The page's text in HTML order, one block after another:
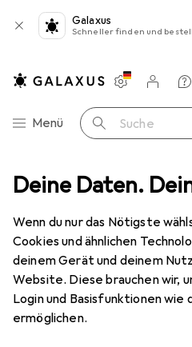
Deine Daten.
Wenn du nur das Nötigste
Cookies und ähnlichen
deinem Gerät und deinem
Website. Diese brauchen wir,
Login und Basisfunktionen wie
ermöglichen.
Galaxus
Schneller finden und
Navigation nach Kategorien
Menü Suche
Einstellungen
Kundenkonto
Vergleichslisten
Merklisten
Warenkorb
Zubehör Lagereinrichtung RS
RS PRO
grün
EUR
302,23